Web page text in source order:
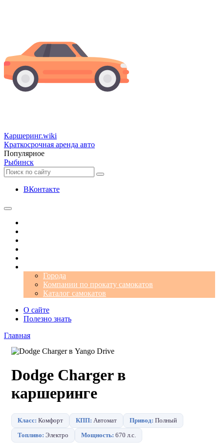
Каршеринг.wiki
Краткосрочная аренда авто
Популярное
Рыбинск
ВКонтакте
Города
Компании по прокату самокатов
Каталог самокатов
О сайте
Полезно знать
Главная
Dodge Charger в
каршеринге
Класс: Комфорт КПП: Автомат Привод: Полный
Топливо: Электро Мощность: 670 л.с.